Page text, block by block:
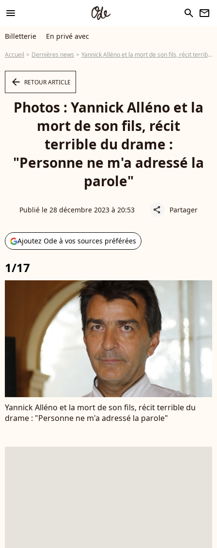
menu search newsletter
Billetterie En privé avec
Accueil Dernières news Yannick Alléno et la mort de son fils, récit terrible du drame : "Personne ne m'a adressé la parole"
arrow_left RETOUR ARTICLE
Photos : Yannick Alléno et la
mort de son fils, récit
terrible du drame :
"Personne ne m'a adressé la
parole"
Publié le 28 décembre 2023 à 20:53 share Partager
Ajoutez Ode à vos sources préférées
1/17
Yannick Alléno et la mort de son fils, récit terrible du
drame : "Personne ne m'a adressé la parole"